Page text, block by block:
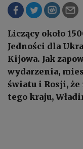
Liczący około
Jedności dla
Kijowa. Jak
wydarzenia,
światu i Rosji,
tego kraju,